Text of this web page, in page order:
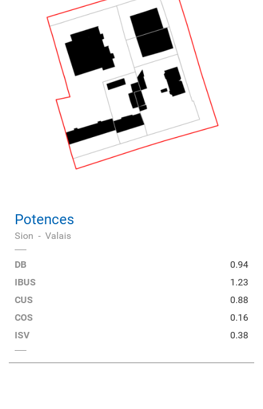
Potences
Sion - Valais
DB
0.94
IBUS
1.23
CUS
0.88
COS
0.16
ISV
0.38